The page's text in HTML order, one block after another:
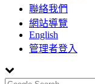
聯絡我們
網站導覽
English
管理者登入